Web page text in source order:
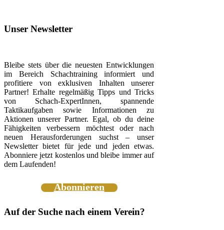
Unser Newsletter
Bleibe stets über die neuesten Entwicklungen
im Bereich Schachtraining informiert und
profitiere von exklusiven Inhalten unserer
Partner! Erhalte regelmäßig Tipps und Tricks
von Schach-ExpertInnen, spannende
Taktikaufgaben sowie Informationen zu
Aktionen unserer Partner. Egal, ob du deine
Fähigkeiten verbessern möchtest oder nach
neuen Herausforderungen suchst – unser
Newsletter bietet für jede und jeden etwas.
Abonniere jetzt kostenlos und bleibe immer auf
dem Laufenden!
Abonnieren
Auf der Suche nach einem Verein?